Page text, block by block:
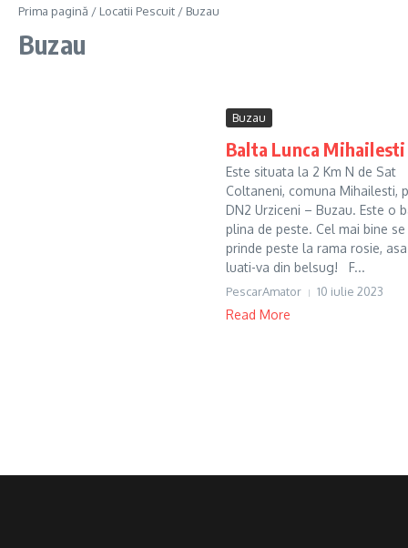
Prima pagină / Locatii Pescuit / Buzau
Buzau
Buzau
Balta Lunca Mihailesti
Este situata la 2 Km N de Sat
Coltaneni, comuna Mihailesti,
DN2 Urziceni – Buzau. Este o
plina de peste. Cel mai bine se
prinde peste la rama rosie,
luati-va din belsug! F...
PescarAmator 10 iulie 2023
Read More